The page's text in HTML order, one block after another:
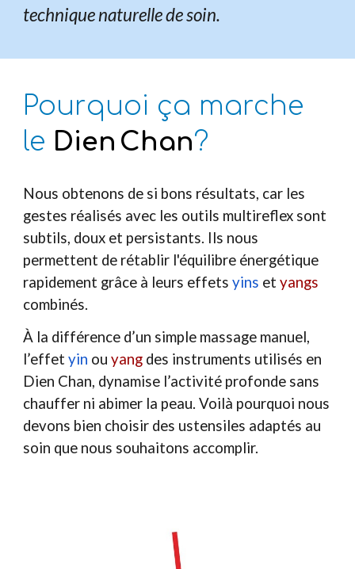
technique naturelle de soin.
Pourquoi ça marche
le Dien Chan?
Nous obtenons de si bons résultats, car les
gestes réalisés avec les outils multireflex sont
subtils, doux et persistants. Ils nous
permettent de rétablir l'équilibre énergétique
rapidement grâce à leurs effetsyins etyangs
combinés.
À la différence d’un simple massage manuel,
l’effetyin ouyang des instruments utilisés en
Dien Chan, dynamise l’activité profonde sans
chauffer ni abimer la peau. Voilà pourquoi nous
devons bien choisir des ustensiles adaptés au
soin que nous souhaitons accomplir.